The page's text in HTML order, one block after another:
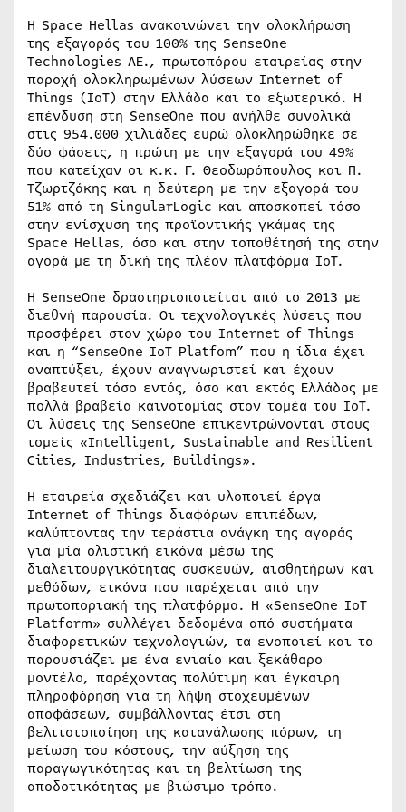
Η Space Hellas ανακοινώνει την ολοκλήρωση
της εξαγοράς του 100% της SenseOne
Technologies ΑΕ., πρωτοπόρου εταιρείας στην
παροχή ολοκληρωμένων λύσεων Internet of
Things (ΙοΤ) στην Ελλάδα και το εξωτερικό. Η
επένδυση στη SenseOne που ανήλθε συνολικά
στις 954.000 χιλιάδες ευρώ ολοκληρώθηκε σε
δύο φάσεις, η πρώτη με την εξαγορά του 49%
που κατείχαν οι κ.κ. Γ. Θεοδωρόπουλος και Π.
Τζωρτζάκης και η δεύτερη με την εξαγορά του
51% από τη SingularLogic και αποσκοπεί τόσο
στην ενίσχυση της προϊοντικής γκάμας της
Space Hellas, όσο και στην τοποθέτησή της στην
αγορά με τη δική της πλέον πλατφόρμα ΙοΤ.
H SenseOne δραστηριοποιείται από το 2013 με
διεθνή παρουσία. Οι τεχνολογικές λύσεις που
προσφέρει στον χώρο του Internet of Things
και η “SenseOne IoT Platfom” που η ίδια έχει
αναπτύξει, έχουν αναγνωριστεί και έχουν
βραβευτεί τόσο εντός, όσο και εκτός Ελλάδος με
πολλά βραβεία καινοτομίας στον τομέα του ΙοΤ.
Οι λύσεις της SenseOne επικεντρώνονται στους
τομείς «Intelligent, Sustainable and Resilient
Cities, Industries, Buildings».
Η εταιρεία σχεδιάζει και υλοποιεί έργα
Internet οf Things διαφόρων επιπέδων,
καλύπτοντας την τεράστια ανάγκη της αγοράς
για μία ολιστική εικόνα μέσω της
διαλειτουργικότητας συσκευών, αισθητήρων και
μεθόδων, εικόνα που παρέχεται από την
πρωτοποριακή της πλατφόρμα. Η «SenseOne IoT
Platform» συλλέγει δεδομένα από συστήματα
διαφορετικών τεχνολογιών, τα ενοποιεί και τα
παρουσιάζει με ένα ενιαίο και ξεκάθαρο
μοντέλο, παρέχοντας πολύτιμη και έγκαιρη
πληροφόρηση για τη λήψη στοχευμένων
αποφάσεων, συμβάλλοντας έτσι στη
βελτιστοποίηση της κατανάλωσης πόρων, τη
μείωση του κόστους, την αύξηση της
παραγωγικότητας και τη βελτίωση της
αποδοτικότητας με βιώσιμο τρόπο.